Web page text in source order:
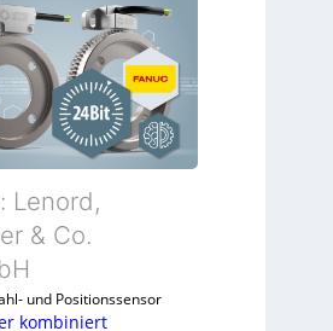
e
g
e
b
e
r
o
m
n
Lenord,
& Co.
und Positionssensor
kombiniert